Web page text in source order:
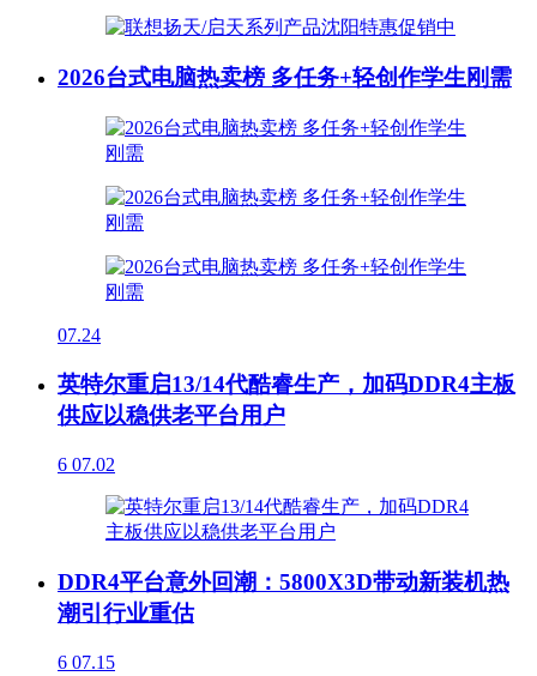
2026台式电脑热卖榜 多任务+轻创作学生刚需
07.24
英特尔重启13/14代酷睿生产，加码DDR4主板
供应以稳供老平台用户
6 07.02
DDR4平台意外回潮：5800X3D带动新装机热
潮引行业重估
6 07.15